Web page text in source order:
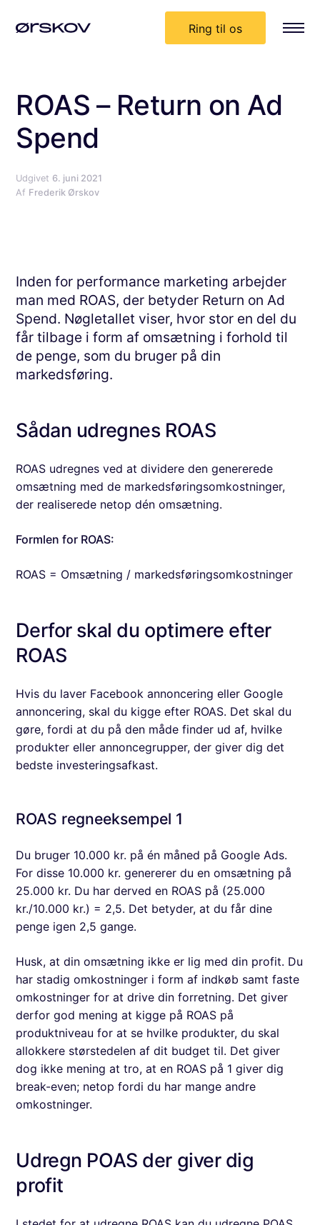
Ring til os
ROAS – Return on Ad
Spend
Udgivet 6. juni 2021
Af Frederik Ørskov
Inden for performance marketing arbejder
man med ROAS, der betyder Return on Ad
Spend. Nøgletallet viser, hvor stor en del du
får tilbage i form af omsætning i forhold til
de penge, som du bruger på din
markedsføring.
Sådan udregnes ROAS
ROAS udregnes ved at dividere den genererede
omsætning med de markedsføringsomkostninger,
der realiserede netop dén omsætning.
Formlen for ROAS:
ROAS = Omsætning / markedsføringsomkostninger
Derfor skal du optimere efter
ROAS
Hvis du laver Facebook annoncering eller Google
annoncering, skal du kigge efter ROAS. Det skal du
gøre, fordi at du på den måde finder ud af, hvilke
produkter eller annoncegrupper, der giver dig det
bedste investeringsafkast.
ROAS regneeksempel 1
Du bruger 10.000 kr. på én måned på Google Ads.
For disse 10.000 kr. genererer du en omsætning på
25.000 kr. Du har derved en ROAS på (25.000
kr./10.000 kr.) = 2,5. Det betyder, at du får dine
penge igen 2,5 gange.
Husk, at din omsætning ikke er lig med din profit. Du
har stadig omkostninger i form af indkøb samt faste
omkostninger for at drive din forretning. Det giver
derfor god mening at kigge på ROAS på
produktniveau for at se hvilke produkter, du skal
allokkere størstedelen af dit budget til. Det giver
dog ikke mening at tro, at en ROAS på 1 giver dig
break-even; netop fordi du har mange andre
omkostninger.
Udregn POAS der giver dig
profit